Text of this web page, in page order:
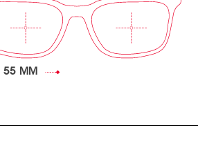
55 MM